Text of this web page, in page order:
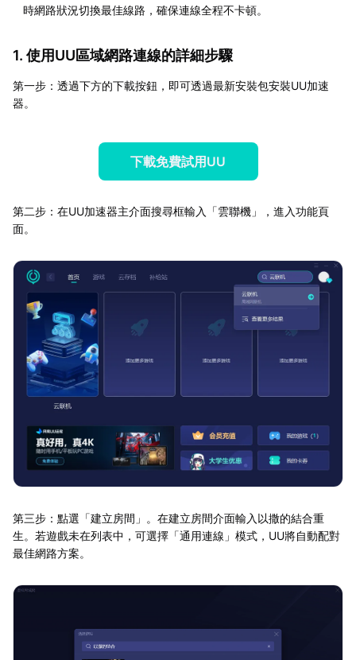
時網路狀況切換最佳線路，確保連線全程不卡頓。
1. 使用UU區域網路連線的詳細步驟
第一步：透過下方的下載按鈕，即可透過最新安裝包安裝UU加速
器。
下載免費試用UU
第二步：在UU加速器主介面搜尋框輸入「雲聯機」，進入功能頁
面。
第三步：點選「建立房間」。在建立房間介面輸入以撒的結合重
生。若遊戲未在列表中，可選擇「通用連線」模式，UU將自動配對
最佳網路方案。